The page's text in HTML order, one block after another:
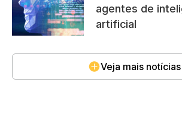
agentes de
artificial
Veja mais notícias